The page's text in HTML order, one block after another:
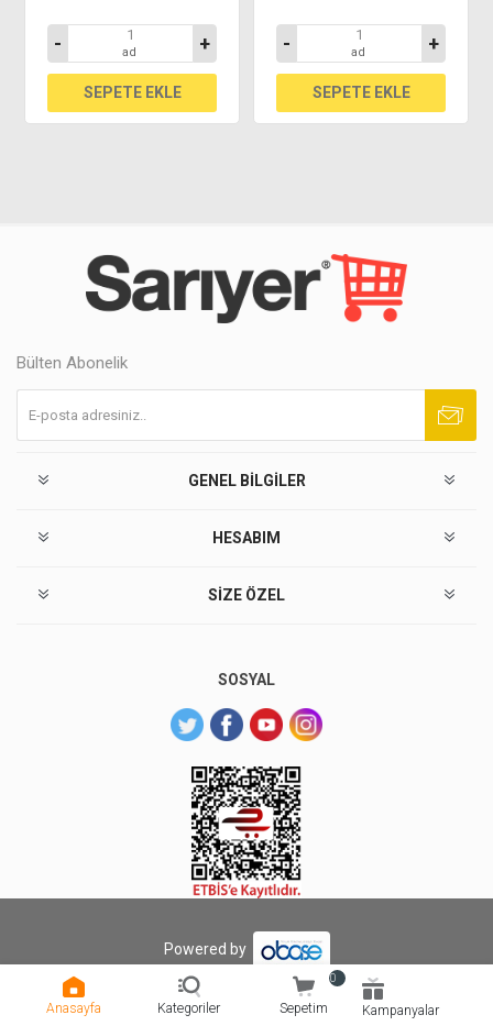
- ad + - ad +
Bülten Abonelik
GENEL BILGILER
HESABIM
SIZE ÖZEL
SOSYAL
Anasayfa Kategoriler Sepetim
0
Kampanyalar
Powered by
Copyright © 2026 Sarıyer Market. Tüm hakları saklıdır.